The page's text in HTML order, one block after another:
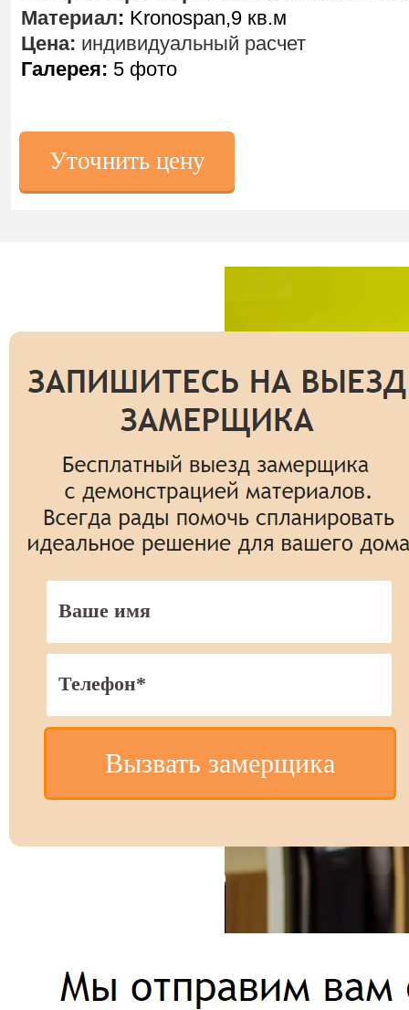
Материал: Kronospan,9 кв.м
Цена: индивидуальный расчет
Галерея: 5 фото
Уточнить цену
Вызвать замерщика